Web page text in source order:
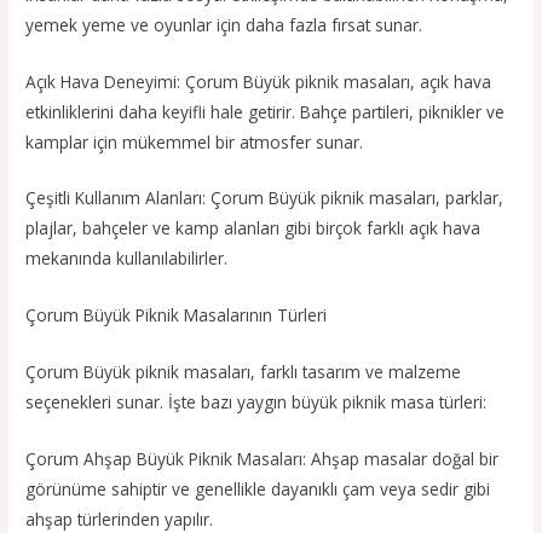
yemek yeme ve oyunlar için daha fazla fırsat sunar.
Açık Hava Deneyimi: Çorum Büyük piknik masaları, açık hava
etkinliklerini daha keyifli hale getirir. Bahçe partileri, piknikler ve
kamplar için mükemmel bir atmosfer sunar.
Çeşitli Kullanım Alanları: Çorum Büyük piknik masaları, parklar,
plajlar, bahçeler ve kamp alanları gibi birçok farklı açık hava
mekanında kullanılabilirler.
Çorum Büyük Piknik Masalarının Türleri
Çorum Büyük piknik masaları, farklı tasarım ve malzeme
seçenekleri sunar. İşte bazı yaygın büyük piknik masa türleri:
Çorum Ahşap Büyük Piknik Masaları: Ahşap masalar doğal bir
görünüme sahiptir ve genellikle dayanıklı çam veya sedir gibi
ahşap türlerinden yapılır.